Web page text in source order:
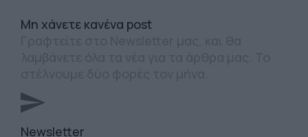
Mη χάνετε κανένα post
Newsletter